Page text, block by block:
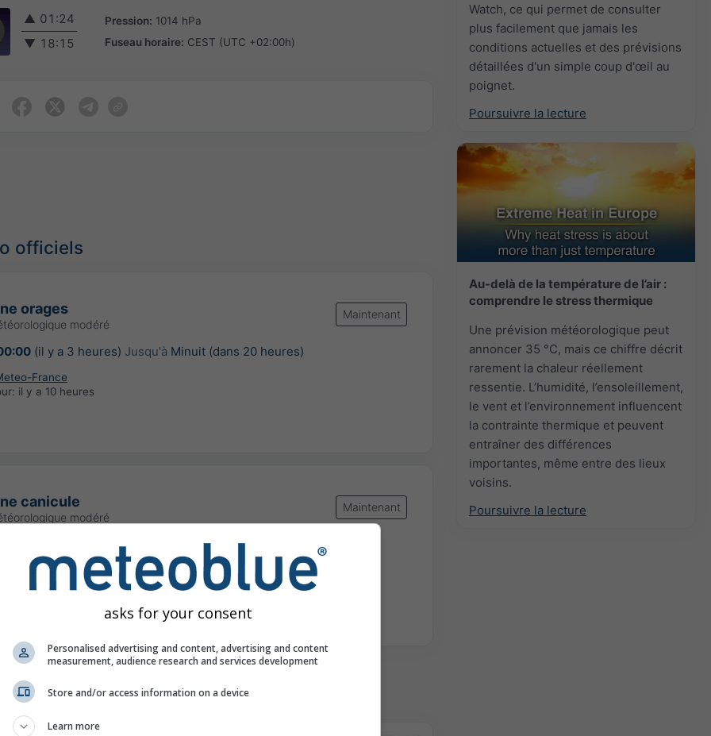
Watch, ce qui permet de consulter
plus facilement que jamais les
conditions actuelles et des prévisions
détaillées d'un simple coup d'œil au
poignet.
Poursuivre la lecture
Au-delà de la température de l’air :
comprendre le stress thermique
Une prévision météorologique peut
annoncer 35 °C, mais ce chiffre décrit
rarement la chaleur réellement
ressentie. L’humidité, l’ensoleillement,
le vent et l’environnement influencent
la contrainte thermique et peuvent
entraîner des différences
importantes, même entre des lieux
voisins.
Poursuivre la lecture
▲ 01:24
▼ 18:15
Pression: 1014 hPa
Fuseau horaire: CEST (UTC +02:00h)
officiels
orages
modéré
Maintenant
(il y a 3 heures) Jusqu'à Minuit (dans 20 heures)
France
il y a 10 heures
canicule
modéré
Maintenant
(il y a 3 heures)Jusqu'à Minuit (dans 20 heures)
France
il y a 10 heures
extrêmement chaud pour la saison
asks for your consent
Personalised advertising and content, advertising and content
measurement, audience research and services development
Store and/or access information on a device
Learn more